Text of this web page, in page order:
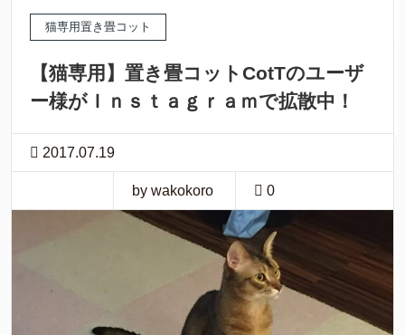
猫専用置き畳コット
【猫専用】置き畳コットCotTのユーザ
ー様がＩｎｓｔａｇｒａｍで拡散中！
2017.07.19
by wakokoro 0